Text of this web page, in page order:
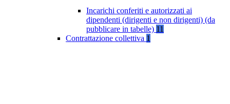
Incarichi conferiti e autorizzati ai
dipendenti (dirigenti e non dirigenti) (da
pubblicare in tabelle) 11
Contrattazione collettiva 1